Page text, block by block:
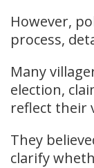
However,
process,
Many
election,
reflect their
They
clarify